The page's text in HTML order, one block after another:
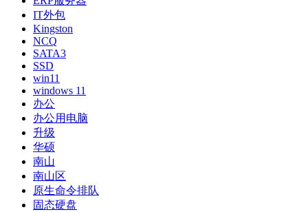
IT外包
Kingston
NCQ
SATA3
SSD
win11
windows 11
办公
办公用电脑
升级
华硕
南山
南山区
原生命令排队
固态硬盘